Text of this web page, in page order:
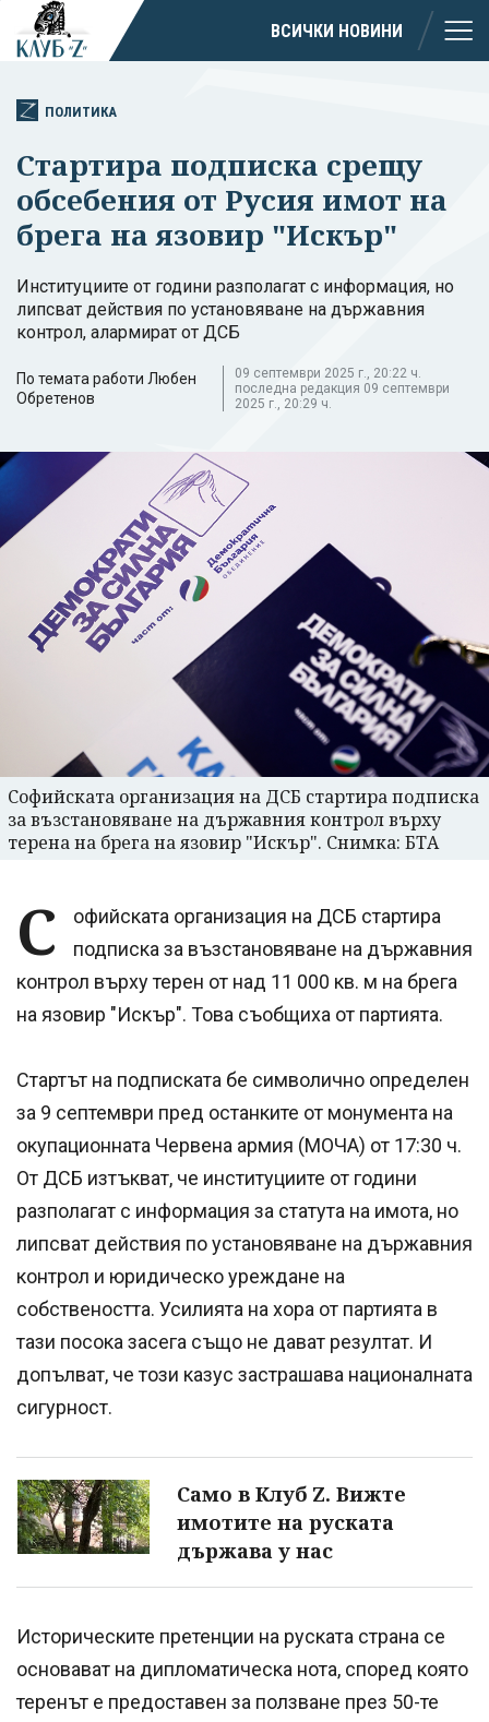
ВСИЧКИ НОВИНИ
ПОЛИТИКА
Стартира подписка срещу
обсебения от Русия имот на
брега на язовир "Искър"
Институциите от години разполагат с информация, но
липсват действия по установяване на държавния
контрол, алармират от ДСБ
По темата работи Любен
Обретенов
09 септември 2025 г., 20:22 ч.
последна редакция 09 септември
2025 г., 20:29 ч.
Софийската организация на ДСБ стартира подписка
за възстановяване на държавния контрол върху
терена на брега на язовир "Искър". Снимка: БТА
С
офийската организация на ДСБ стартира
подписка за възстановяване на държавния
контрол върху терен от над 11 000 кв. м на брега
на язовир "Искър". Това съобщиха от партията.
Стартът на подписката бе символично определен
за 9 септември пред останките от монумента на
окупационната Червена армия (МОЧА) от 17:30 ч.
От ДСБ изтъкват, че институциите от години
разполагат с информация за статута на имота, но
липсват действия по установяване на държавния
контрол и юридическо уреждане на
собствеността. Усилията на хора от партията в
тази посока засега също не дават резултат. И
допълват, че този казус застрашава националната
сигурност.
Само в Клуб Z. Вижте
имотите на руската
държава у нас
Историческите претенции на руската страна се
основават на дипломатическа нота, според която
теренът е предоставен за ползване през 50-те